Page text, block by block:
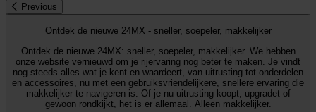
Previous
Ontdek de nieuwe 24MX - sneller, soepeler, makkelijker
Ontdek de nieuwe 24MX: sneller, soepeler, makkelijker. We hebben
onze website vernieuwd om je rijervaring nog beter te maken. Je vindt
nog steeds alles wat je kent en waardeert, van uitrusting tot onderdelen
en accessoires, nu met een gebruiksvriendelijkere, snellere ervaring die
makkelijker te navigeren is. Of je nu uitrusting koopt, upgradet of
gewoon rondkijkt, het is er allemaal. Alleen makkelijker.